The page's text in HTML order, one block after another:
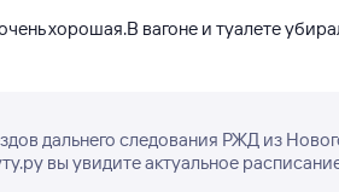
хорошая.В вагоне и туалете
дальнего следования РЖД из
вы увидите актуальное